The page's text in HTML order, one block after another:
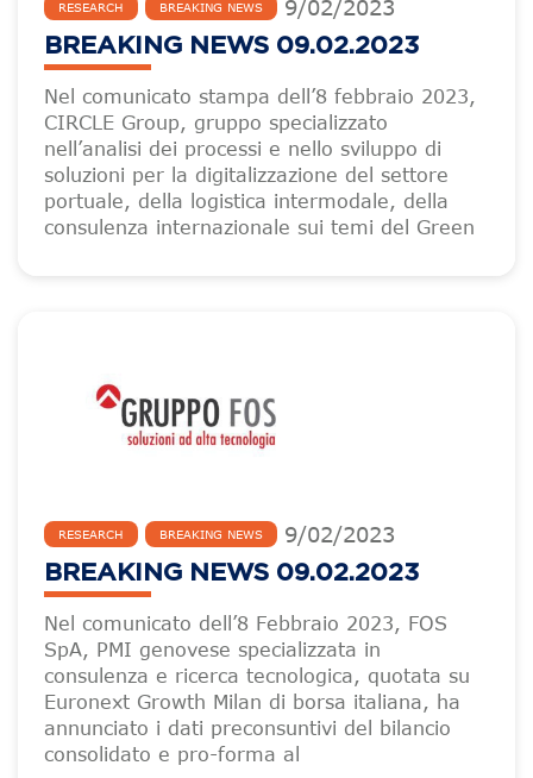
RESEARCH BREAKING NEWS 9/02/2023
BREAKING NEWS 09.02.2023
Nel comunicato stampa dell’8 febbraio 2023,
CIRCLE Group, gruppo specializzato
nell’analisi dei processi e nello sviluppo di
soluzioni per la digitalizzazione del settore
portuale, della logistica intermodale, della
consulenza internazionale sui temi del Green
RESEARCH BREAKING NEWS 9/02/2023
BREAKING NEWS 09.02.2023
Nel comunicato dell’8 Febbraio 2023, FOS
SpA, PMI genovese specializzata in
consulenza e ricerca tecnologica, quotata su
Euronext Growth Milan di borsa italiana, ha
annunciato i dati preconsuntivi del bilancio
consolidato e pro-forma al